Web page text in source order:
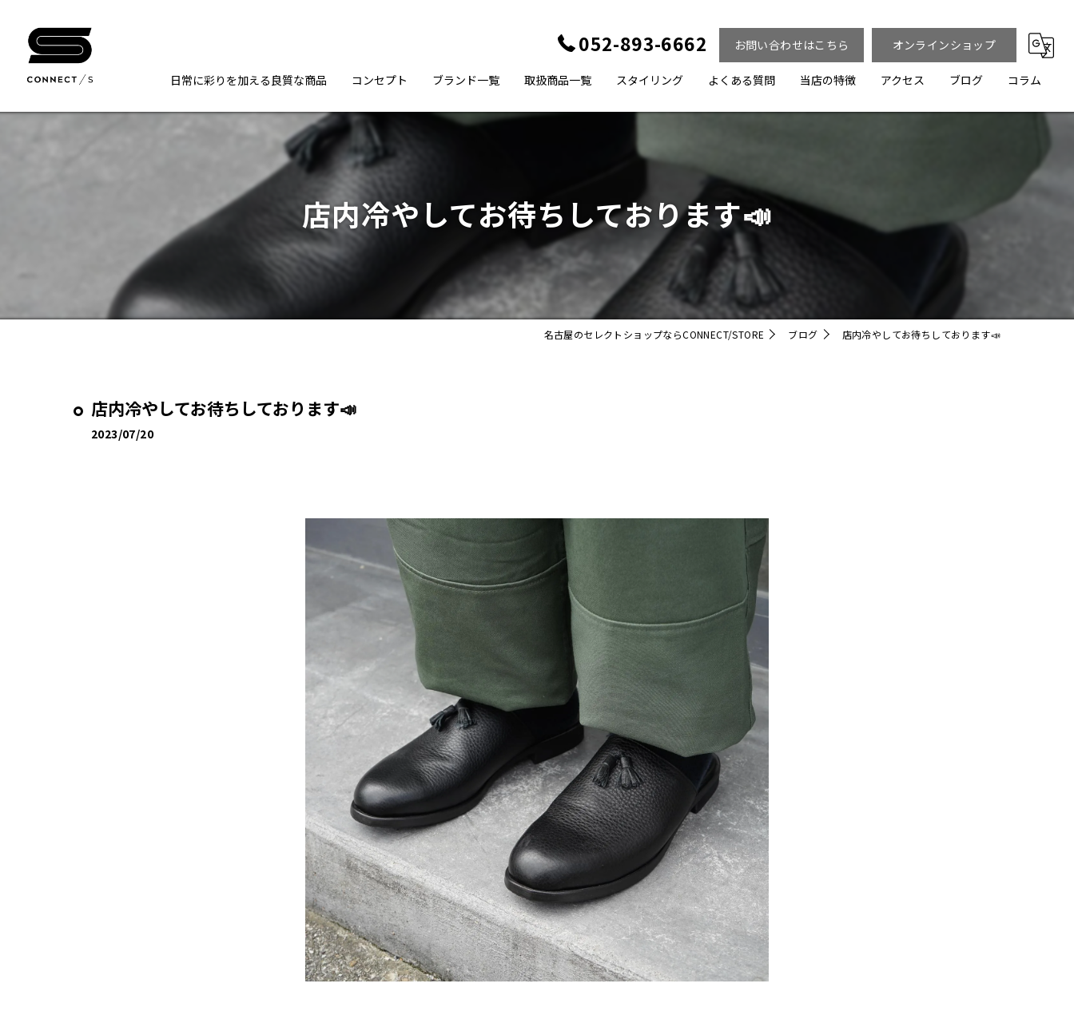
052-893-6662 お問い合わせはこちら オンラインショップ
日常に彩りを加える良質な商品 コンセプト ブランド一覧 取扱商品一覧 スタイリング よくある質問 当店の特徴
オンライン
アクセス ブログ コラム
店内冷やしてお待ちしております📣
名古屋のセレクトショップならCONNECT/STORE ブログ 店内冷やしてお待ちしております📣
店内冷やしてお待ちしております📣
2023/07/20